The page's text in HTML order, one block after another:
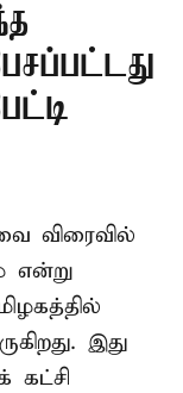
விரைவில்
என்று
இது
கட்சி